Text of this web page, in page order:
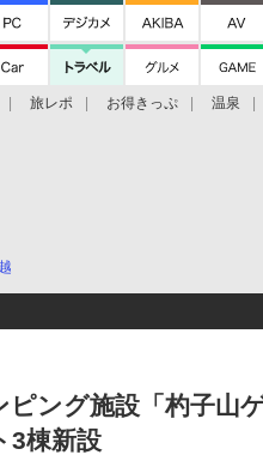
旅レポ お得きっぷ 温泉
ング施設「杓子山
3棟新設